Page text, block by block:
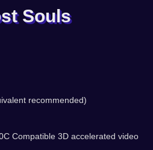
Souls
recommended)
Compatible 3D accelerated video